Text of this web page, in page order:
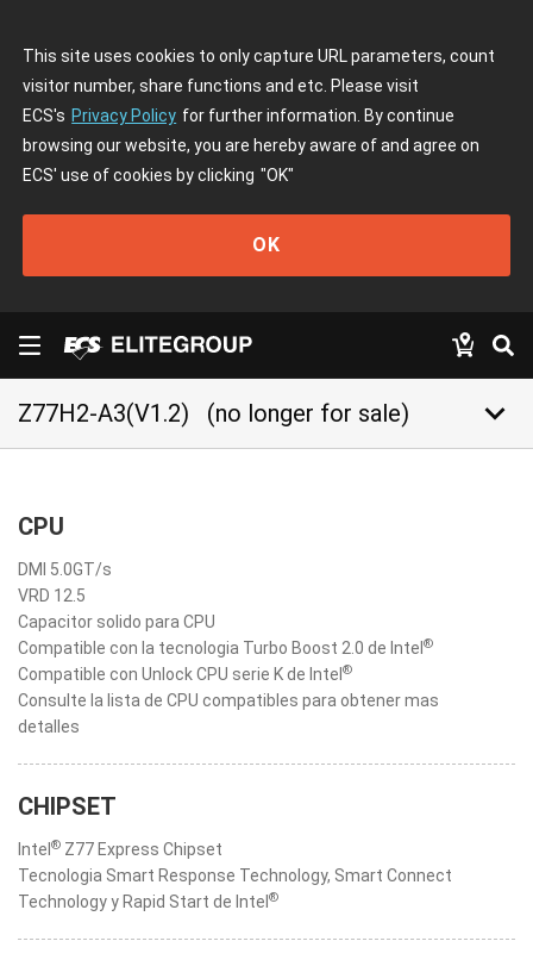
This site uses cookies to only capture URL parameters, count
visitor number, share functions and etc. Please visit
ECS's Privacy Policy for further information. By continue
browsing our website, you are hereby aware of and agree on
ECS' use of cookies by clicking "OK"
OK
Z77H2-A3(V1.2) (no longer for sale) keyboard_arrow_down
CPU
DMI 5.0GT/s
VRD 12.5
Capacitor solido para CPU
Compatible con la tecnologia Turbo Boost 2.0 de Intel ®
Compatible con Unlock CPU serie K de Intel ®
Consulte la lista de CPU compatibles para obtener mas
detalles
CHIPSET
Intel ® Z77 Express Chipset
Tecnologia Smart Response Technology, Smart Connect
Technology y Rapid Start de Intel ®